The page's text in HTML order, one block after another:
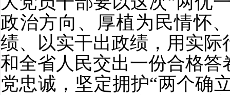
政治方向、厚植为民情怀
绩、以实干出政绩，用实
和全省人民交出一份合格
党忠诚，坚定拥护“两个确